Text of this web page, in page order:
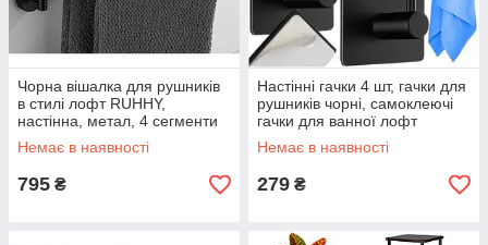
Чорна вішалка для рушників
в стилі лофт RUHHY,
настінна, метал, 4 сегменти
Немає в наявності
795 ₴
Настінні гачки 4 шт, гачки для
рушників чорні, самоклеючі
гачки для ванної лофт
Немає в наявності
279 ₴